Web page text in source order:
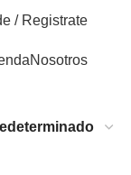
/ Registrate
Nosotros